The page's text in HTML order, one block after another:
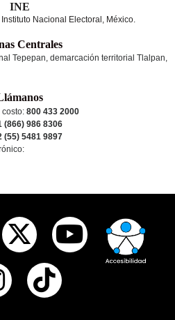
INE
Nacional Electoral, México.
Centrales
Tepepan, demarcación territorial Tlalpan,
800 433 2000
(866) 986 8306
(55) 5481 9897